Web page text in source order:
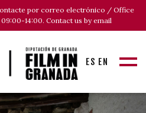
por correo electrónico / Office
14:00. Contact us by email
ES EN